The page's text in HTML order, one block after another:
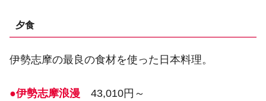
夕食
伊勢志摩の最良の食材を使った日本料理。
●伊勢志摩浪漫 43,010円～